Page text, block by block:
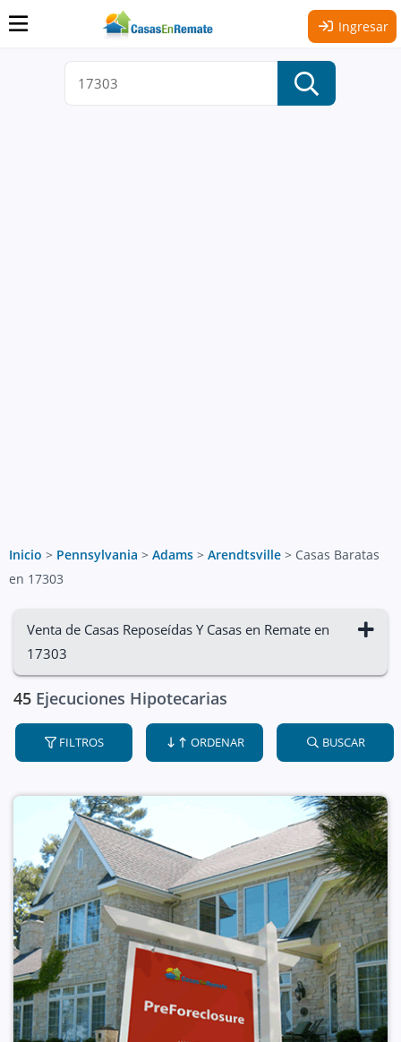
Ingresar
Inicio > Pennsylvania > Adams > Arendtsville > Casas Baratas
en 17303
Venta de Casas Reposeídas Y Casas en Remate en
17303
45 Ejecuciones Hipotecarias
FILTROS ORDENAR BUSCAR